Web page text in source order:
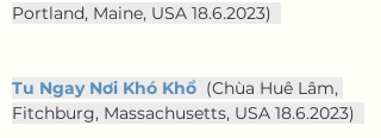
Portland, Maine, USA 18.6.2023)
Tu Ngay Nơi Khó Khổ (Chùa Huê Lâm,
Fitchburg, Massachusetts, USA 18.6.2023)